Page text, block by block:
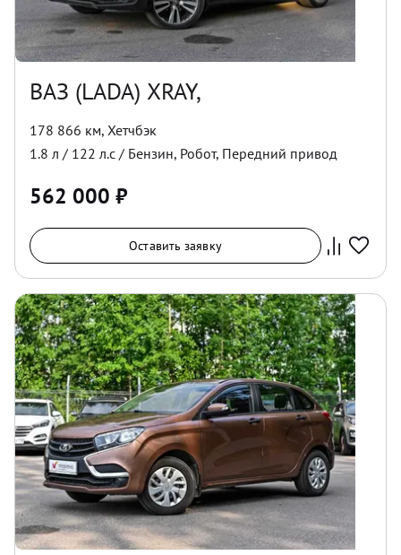
ВАЗ (LADA) XRAY,
178 866 км, Хетчбэк
1.8 л / 122 л.с / Бензин, Робот, Передний привод
562 000 ₽
Оставить заявку